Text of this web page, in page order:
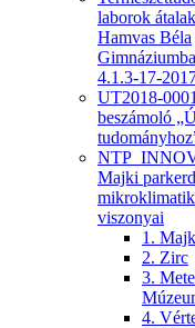
laborok
Hamvas Béla
4.1.3-17-
UT2018-
beszámoló
Majki
viszonyai
1.
2. Zirc
3.
4.